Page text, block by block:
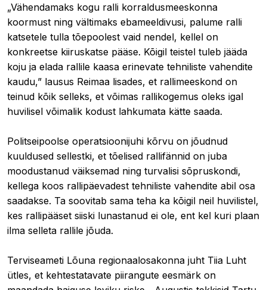
„Vähendamaks kogu ralli korraldusmeeskonna
koormust ning vältimaks ebameeldivusi, palume ralli
katsetele tulla tõepoolest vaid nendel, kellel on
konkreetse kiiruskatse pääse. Kõigil teistel tuleb jääda
koju ja elada rallile kaasa erinevate tehniliste vahendite
kaudu,” lausus Reimaa lisades, et rallimeeskond on
teinud kõik selleks, et võimas rallikogemus oleks igal
huvilisel võimalik kodust lahkumata kätte saada.
Politseipoolse operatsioonijuhi kõrvu on jõudnud
kuuldused sellestki, et tõelised rallifännid on juba
moodustanud väiksemad ning turvalisi sõpruskondi,
kellega koos rallipäevadest tehniliste vahendite abil osa
saadakse. Ta soovitab sama teha ka kõigil neil huvilistel,
kes rallipääset siiski lunastanud ei ole, ent kel kuri plaan
ilma selleta rallile jõuda.
Terviseameti Lõuna regionaalosakonna juht Tiia Luht
ütles, et kehtestatavate piirangute eesmärk on